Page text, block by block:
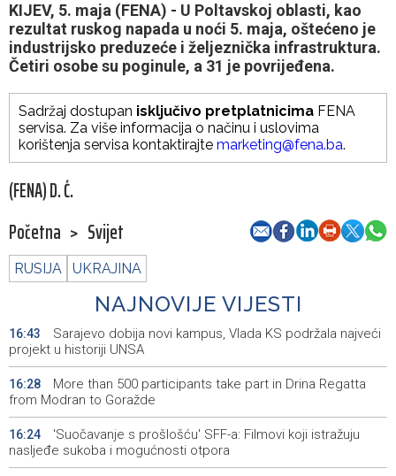
KIJEV, 5. maja (FENA) - U Poltavskoj oblasti, kao
rezultat ruskog napada u noći 5. maja, oštećeno je
industrijsko preduzeće i željeznička infrastruktura.
Četiri osobe su poginule, a 31 je povrijeđena.
Sadržaj dostupan isključivo pretplatnicima FENA
servisa. Za više informacija o načinu i uslovima
korištenja servisa kontaktirajte marketing@fena.ba.
(FENA) D. Ć.
Početna > Svijet
RUSIJA UKRAJINA
NAJNOVIJE VIJESTI
16:43
Sarajevo dobija novi kampus, Vlada KS podržala najveći
projekt u historiji UNSA
16:28
More than 500 participants take part in Drina Regatta
from Modran to Goražde
16:24
'Suočavanje s prošlošću' SFF-a: Filmovi koji istražuju
nasljeđe sukoba i mogućnosti otpora